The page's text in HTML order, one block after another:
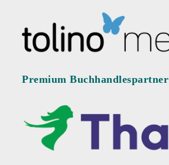
Premium Buchhandlespartner